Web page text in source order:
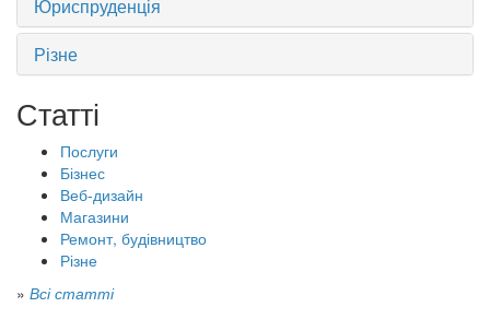
Юриспруденція
Різне
Статті
Послуги
Бізнес
Веб-дизайн
Магазини
Ремонт, будівництво
Різне
» Всі статті